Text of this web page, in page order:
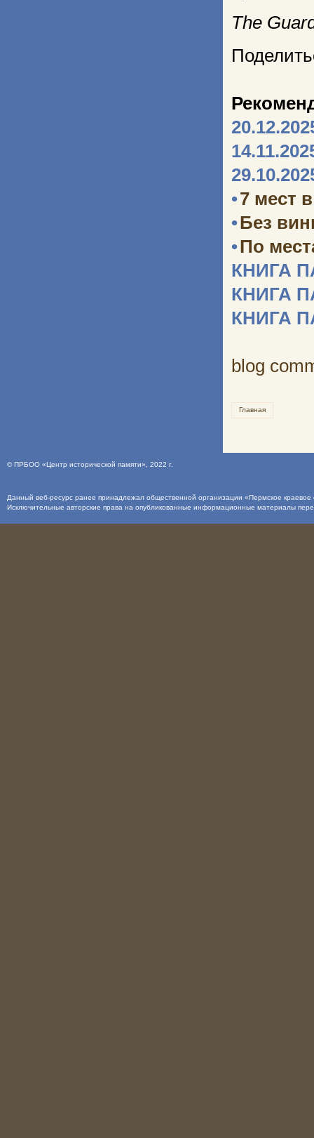
The
•7 мест
•Без
•По
КНИГА
КНИГА
КНИГА
blog
Главная
©ПРБОО «Центр исторической памяти» , 2022 г.
Данный веб-ресурс ранее принадлежал общественной организации «Пермское
Исключительные авторские права на опубликованные информационные материалы